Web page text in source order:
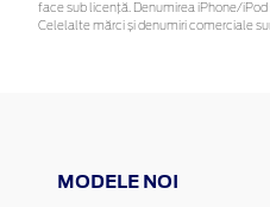
face sub licență. Denumirea iPhone/iPod
Celelalte mărci și denumiri comerciale
MODELE NOI